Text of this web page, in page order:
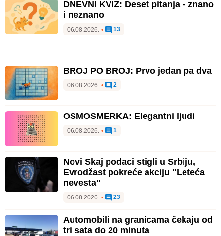
DNEVNI KVIZ: Deset pitanja - znano
i neznano
06.08.2026. • 13
BROJ PO BROJ: Prvo jedan pa dva
06.08.2026. • 2
OSMOSMERKA: Elegantni ljudi
06.08.2026. • 1
Novi Skaj podaci stigli u Srbiju,
Evrodžast pokreće akciju "Leteća
nevesta"
06.08.2026. • 23
Automobili na granicama čekaju od
tri sata do 20 minuta